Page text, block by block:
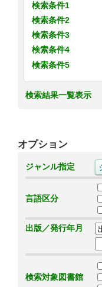
検索条件1
検索条件2
検索条件3
検索条件4
検索条件5
検索結果一覧表示
オプション
ジャンル指定
言語区分
出版／発行年月
検索対象図書館